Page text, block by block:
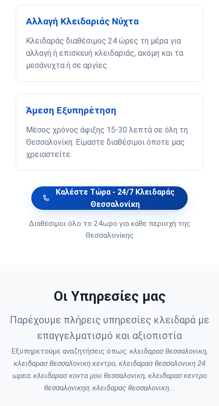
Αλλαγή Κλειδαριάς Νύχτα
Κλειδαράς διαθέσιμος 24 ώρες τη μέρα για
αλλαγή ή επισκευή κλειδαριάς, ακόμη και τα
μεσάνυχτα ή σε αργίες.
Άμεση Εξυπηρέτηση
Μέσος χρόνος άφιξης 15-30 λεπτά σε όλη τη
Θεσσαλονίκη. Είμαστε διαθέσιμοι όποτε μας
χρειαστείτε.
Καλέστε Τώρα - 24/7 Κλειδαράς
Θεσσαλονίκη
Διαθέσιμοι όλο το 24ωρο για κάθε περιοχή της
Θεσσαλονίκης
Οι Υπηρεσίες μας
Παρέχουμε πλήρεις υπηρεσίες κλειδαρά με
επαγγελματισμό και αξιοπιστία
Εξυπηρετούμε αναζητήσεις όπως: κλειδαρασ θεσσαλονικη,
κλειδαρασ θεσσαλονικη κεντρο, κλειδαρασ θεσσαλονικη 24
ωρεσ, κλειδαρασ κοντα μου θεσσαλονικη, κλειδαρασ κεντρο
θεσσαλονικησ, κλειδαρας θεσσαλονικη...